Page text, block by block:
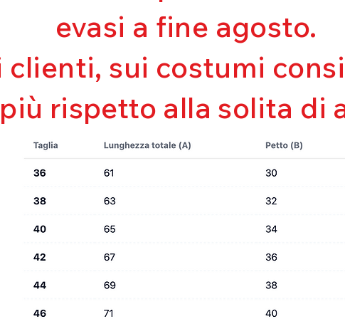
Perfetta vestibilità
Asciugatura rapida
evasi a fine agosto.
clienti, sui costumi
rispetto alla solita di